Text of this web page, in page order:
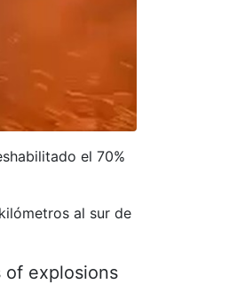
el 70%
al sur de
of explosions